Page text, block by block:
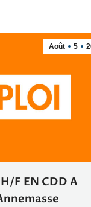
Août 5
F EN CDD A